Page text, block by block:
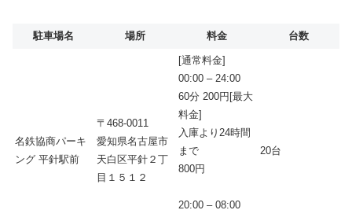
駐車場名 場所 料金 台数
名鉄協商パーキ
ング 平針駅前
〒468-0011
愛知県名古屋市
天白区平針２丁
目１５１２
[通常料金]
00:00 – 24:00
60分 200円[最大
料金]
入庫より24時間
まで
800円
20:00 – 08:00
20台